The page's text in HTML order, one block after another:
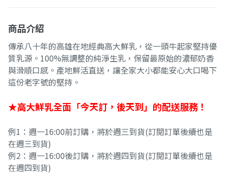
商品介紹
傳承八十年的高雄在地經典高大鮮乳，從一頭牛起家堅持優
質乳源。100%無調整的純淨生乳，保留最原始的濃郁奶香
與滑順口感。產地鮮活直送，讓全家大小都能安心大口喝下
這份老字號的堅持。
★高大鮮乳全面「今天訂，後天到」的配送服務！
例1：週一16:00前訂購，將於週三到貨(訂閱訂單後續也是
在週三到貨)
例2：週一16:00後訂購，將於週四到貨(訂閱訂單後續也是
在週四到貨)